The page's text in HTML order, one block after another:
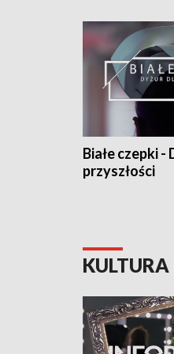
Białe czepki -
przyszłości